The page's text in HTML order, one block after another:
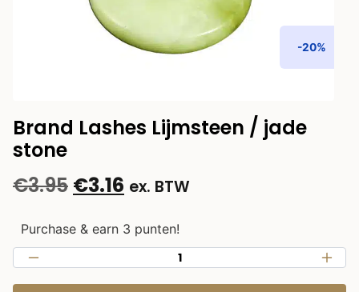
-20%
Brand Lashes Lijmsteen / jade
stone
€3.95 €3.16 ex. BTW
Purchase & earn 3 punten!